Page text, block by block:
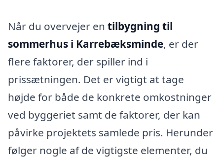
Når du overvejer en tilbygning til
sommerhus i Karrebæksminde, er der
flere faktorer, der spiller ind i
prissætningen. Det er vigtigt at tage
højde for både de konkrete omkostninger
ved byggeriet samt de faktorer, der kan
påvirke projektets samlede pris. Herunder
følger nogle af de vigtigste elementer, du